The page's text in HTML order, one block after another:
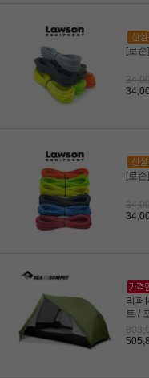
[로
[로
리퍼
트 /